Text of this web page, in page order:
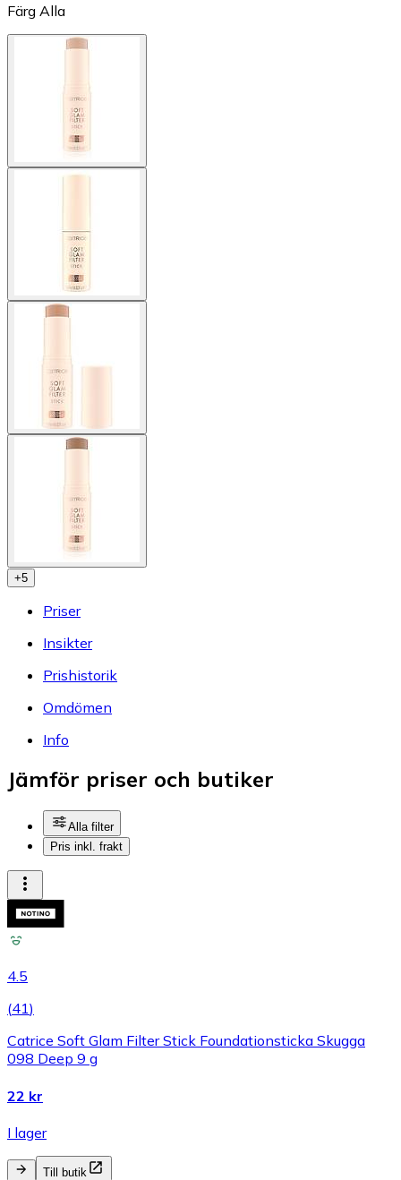
Färg Alla
+5
Priser
Insikter
Prishistorik
Omdömen
Info
Jämför priser och butiker
Alla filter
Pris inkl. frakt
4.5
(41)
Catrice Soft Glam Filter Stick Foundationsticka Skugga
098 Deep 9 g
22 kr
I lager
Till butik